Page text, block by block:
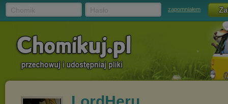
zapomniałem